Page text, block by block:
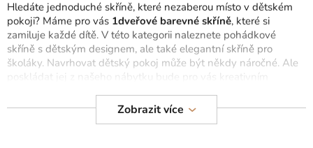
d
a
c
í
p
v
k
y
Hledáte jednoduché skříně, které nezaberou místo v dětském
pokoji? Máme pro vás 1dveřové barevné skříně, které si
zamiluje každé dítě. V této kategorii naleznete pohádkové
skříně s dětským designem, ale také elegantní skříně pro
školáky. Navrhovat dětský pokoj může být někdy náročné. Ale
poskládat jej z našeho nábytku bude pro vás kreativním
malým úložným prostorem, starší děti potřebují více prostoru pro
uskladnění svého oblečení a hraček. Při výběru dětského
Zobrazit více